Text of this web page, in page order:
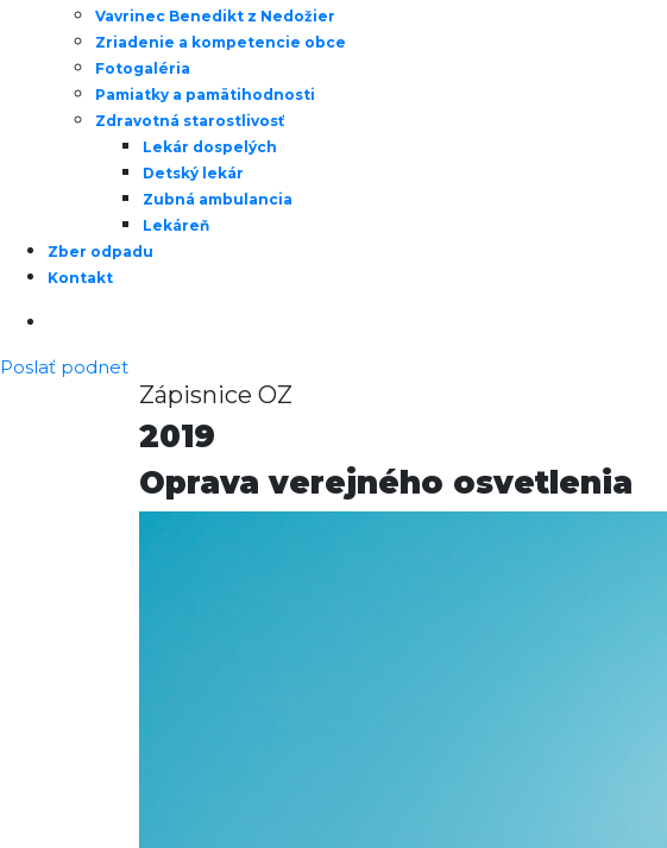
Vavrinec Benedikt z Nedožier
Zriadenie a kompetencie obce
Fotogaléria
Pamiatky a pamätihodnosti
Zdravotná starostlivosť
Lekár dospelých
Detský lekár
Zubná ambulancia
Lekáreň
Zber odpadu
Kontakt
Poslať podnet
Zápisnice OZ
2019
Oprava verejného osvetlenia